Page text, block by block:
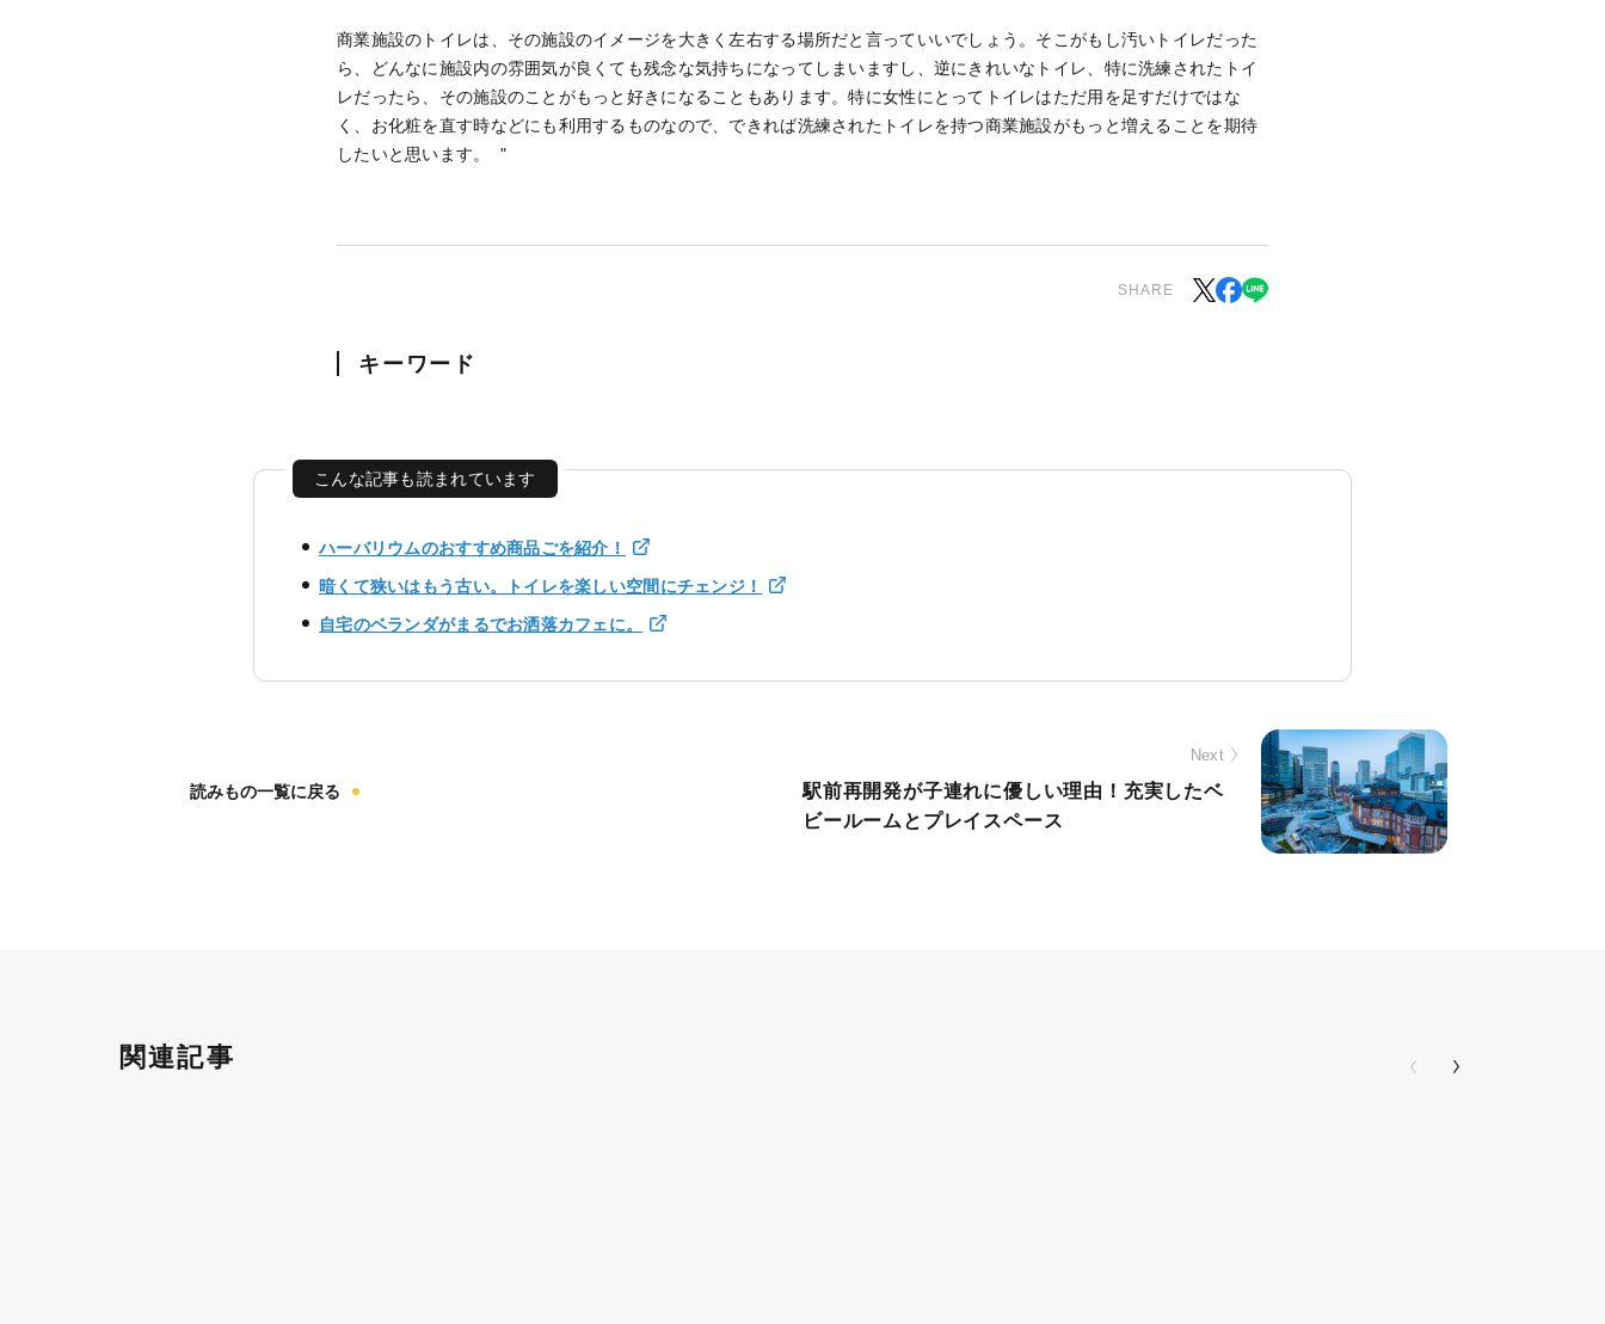
商業施設のトイレは、その施設のイメージを大きく左右する場所だと言っていいでしょう。そこがもし汚いトイレだった
ら、どんなに施設内の雰囲気が良くても残念な気持ちになってしまいますし、逆にきれいなトイレ、特に洗練されたトイ
レだったら、その施設のことがもっと好きになることもあります。特に女性にとってトイレはただ用を足すだけではな
く、お化粧を直す時などにも利用するものなので、できれば洗練されたトイレを持つ商業施設がもっと増えることを期待
したいと思います。 "
SHARE
キーワード
こんな記事も読まれています
ハーバリウムのおすすめ商品ごを紹介！
暗くて狭いはもう古い。トイレを楽しい空間にチェンジ！
自宅のベランダがまるでお洒落カフェに。
読みもの一覧に戻る
Next
駅前再開発が子連れに優しい理由！充実したベ
ビールームとプレイスペース
関連記事